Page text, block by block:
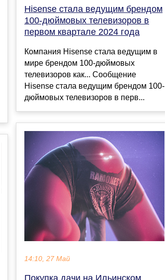
Hisense стала ведущим брендом
100-дюймовых телевизоров в
первом квартале 2024 года
Компания Hisense стала ведущим в
мире брендом 100-дюймовых
телевизоров как... Сообщение
Hisense стала ведущим брендом 100-
дюймовых телевизоров в перв...
14:10, 27 Май
Покупка дачи на Ильинском